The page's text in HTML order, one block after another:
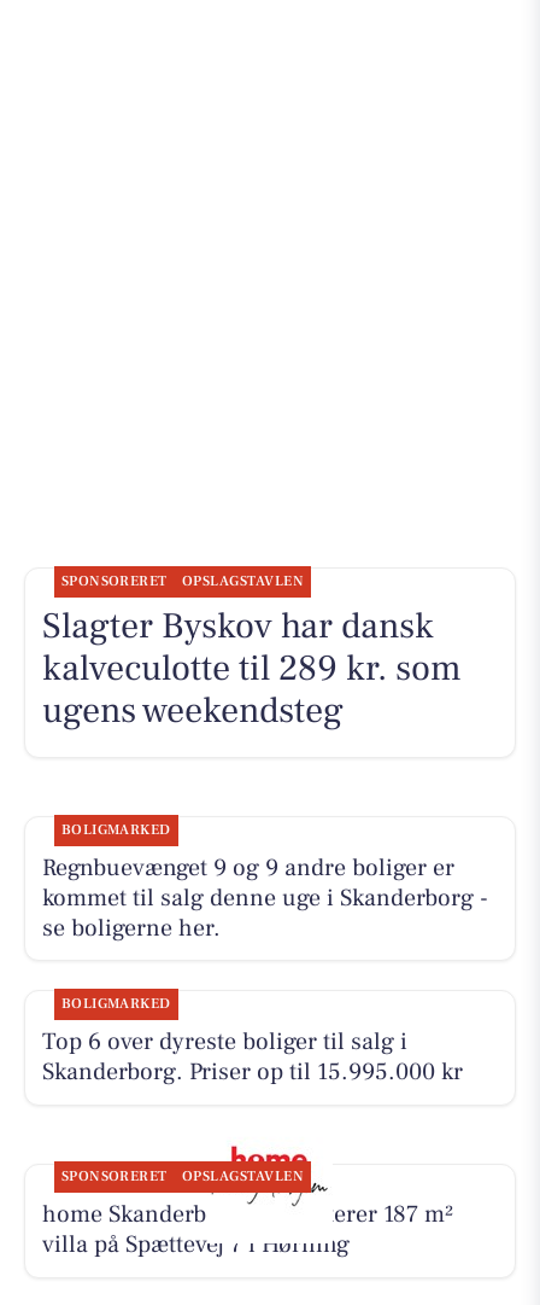
SPONSORERET OPSLAGSTAVLEN
Slagter Byskov har dansk
kalveculotte til 289 kr. som
ugens weekendsteg
BOLIGMARKED
Regnbuevænget 9 og 9 andre boliger er
kommet til salg denne uge i Skanderborg -
se boligerne her.
BOLIGMARKED
Top 6 over dyreste boliger til salg i
Skanderborg. Priser op til 15.995.000 kr
SPONSORERET OPSLAGSTAVLEN
home Skanderborg præsenterer 187 m²
villa på Spættevej 7 i Hørning